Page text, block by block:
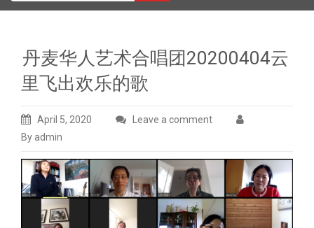
丹麦华人艺术合唱团20200404云
里飞出欢乐的歌
April 5, 2020
Leave a comment
By admin